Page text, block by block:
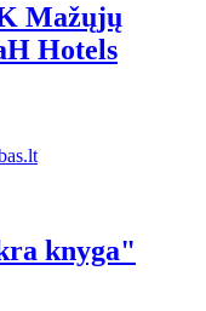
Mažųjų
Hotels
knyga"